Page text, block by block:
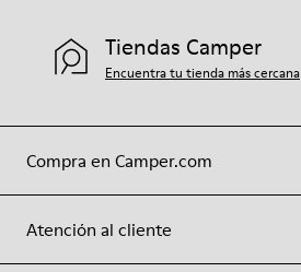
Compra en Camper.com
Atención al cliente
Tiendas Camper
Encuentra tu tienda más cercana